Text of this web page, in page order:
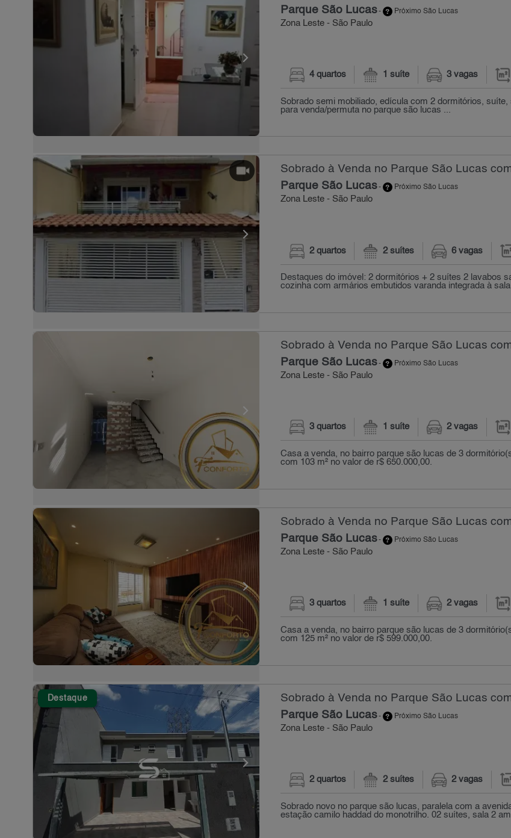
Parque São Lucas- Próximo São Lucas
Zona Leste - São Paulo
4 quartos 1 suíte 3 vagas
Sobrado semi mobiliado, edícula com 2 dormitórios,
para venda/permuta no parque são lucas ...
Sobrado à Venda no Parque São Lucas
Parque São Lucas- Próximo São Lucas
Zona Leste - São Paulo
2 quartos 2 suítes 6 vagas
Destaques do imóvel: 2 dormitórios + 2 suítes 2 lavabos
cozinha com armários embutidos varanda integrada à
Sobrado à Venda no Parque São Lucas
Parque São Lucas- Próximo São Lucas
Zona Leste - São Paulo
3 quartos 1 suíte 2 vagas
Casa a venda, no bairro parque são lucas de 3
com 103 m² no valor de r$ 650.000,00.
Sobrado à Venda no Parque São Lucas
Parque São Lucas- Próximo São Lucas
Zona Leste - São Paulo
3 quartos 1 suíte 2 vagas
Casa a venda, no bairro parque são lucas de 3
com 125 m² no valor de r$ 599.000,00.
Destaque Sobrado à Venda no Parque São Lucas
Parque São Lucas- Próximo São Lucas
Zona Leste - São Paulo
2 quartos 2 suítes 2 vagas
Sobrado novo no parque são lucas, paralela com a
estação camilo haddad do monotrilho. 02 suítes, sala 2